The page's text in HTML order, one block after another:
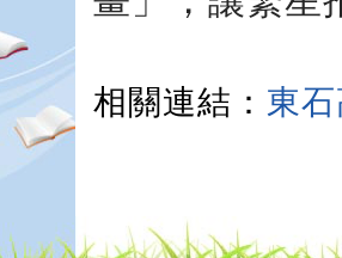
相關連結： 東